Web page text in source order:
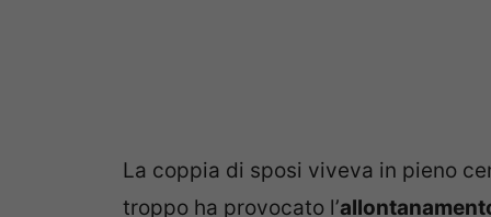
La coppia di sposi viveva in pieno
troppo ha provocato l’